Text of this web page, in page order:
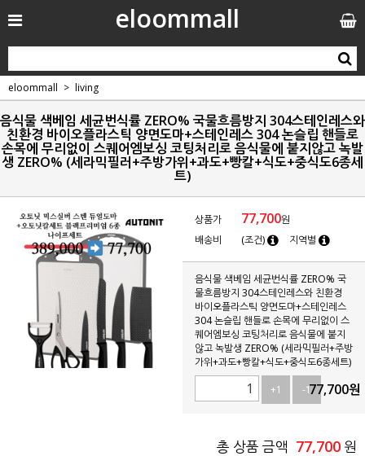
eloommall
eloommall living
음식물 색베임 세균번식률 ZERO% 국물흐름방지 304스테인레스와
친환경 바이오플라스틱 양면도마+스테인레스 304 논슬립 핸들로
손목에 무리없이 스퀘어엠보싱 코팅처리로 음식물에 붙지않고 녹발
생 ZERO% (세라믹필러+주방가위+과도+빵칼+식도+중식도6종세
트)
상품가 77,700원
배송비
(조건) 지역별
음식물 색베임 세균번식률 ZERO% 국
물흐름방지 304스테인레스와 친환경
바이오플라스틱 양면도마+스테인레스
304 논슬립 핸들로 손목에 무리없이 스
퀘어엠보싱 코팅처리로 음식물에 붙지
않고 녹발생 ZERO% (세라믹필러+주방
가위+과도+빵칼+식도+중식도6종세트)
+1
-177,700원
총 상품 금액 77,700 원